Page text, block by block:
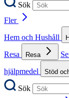
Sök
Fler
Hem och Hushåll
Resa
Resa
hjälpmedel
Stöd
Sök